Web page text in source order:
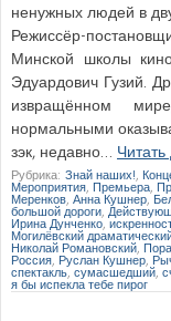
ненужных людей в
Режиссёр-
Минской школы
Эдуардович Гузий.
извращённом
нормальными
зэк, недавно…
Рубрика: Знай наших!,
Мероприятия, Премьера,
Меренков, Анна Кушнер,
большой дороги,
Ирина Дунченко,
Могилёвский
Николай Романовский,
Россия, Руслан Кушнер,
спектакль, сумасшедший,
я бы испекла тебе пирог